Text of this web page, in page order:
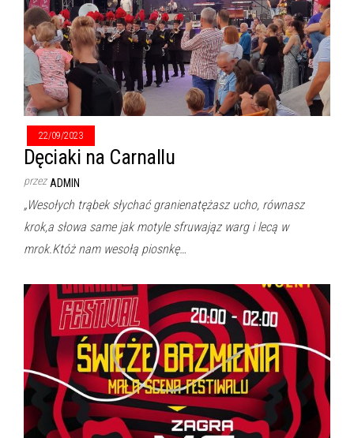
22/09/2023
Dęciaki na Carnallu
przez ADMIN
„Wesołych trąbek słychać granienatężasz ucho, równasz
krok,a słowa same jak motyle sfruwająz warg i lecą w
mrok.Któż nam wesołą piosnkę…